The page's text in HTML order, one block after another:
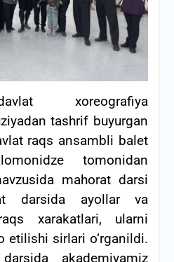
xoreografiya
tashrif buyurgan
raqs ansambli balet
tomonidan
mahorat darsi
darsida ayollar va
xarakatlari, ularni
etilishi sirlari o‘rganildi.
akademiyamiz